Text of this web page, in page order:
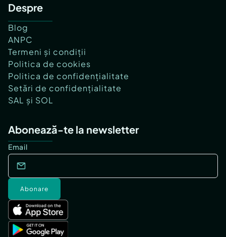
Despre
Blog
ANPC
Termeni și condiții
Politica de cookies
Politica de confidențialitate
Setări de confidențialitate
SAL și SOL
Abonează-te la newsletter
Email
Abonare